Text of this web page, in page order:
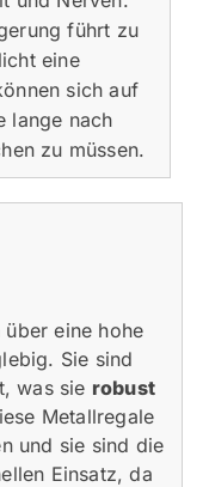
führt zu
eine
sich auf
lange nach
zu müssen.
eine hohe
Sie sind
was sie robust
Metallregale
und sie sind die
Einsatz, da